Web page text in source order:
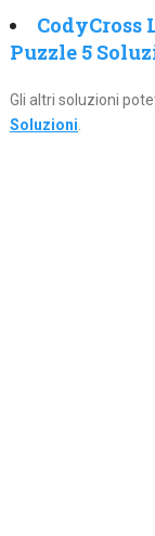
CodyCross
Puzzle 5
Gli altri soluzioni
Soluzioni.